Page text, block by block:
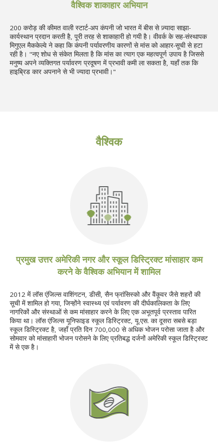
वैश्विक शाकाहार अभियान
200 करोड़ की कीमत वाली स्टार्ट-अप कंपनी जो भारत में बीस से ज़्यादा साझा-
कार्यस्थान प्रदान करती है, पूरी तरह से शाकाहारी हो गयी है। वीवर्क के सह-संस्थापक
मिगुएल मैककेल्वे ने कहा कि कंपनी पर्यावरणीय कारणों से मांस को आहार-सूची से हटा
रही है। "नए शोध से संकेत मिलता है कि मांस का त्याग एक महत्वपूर्ण उपाय है जिससे
मनुष्य अपने व्यक्तिगत पर्यावरण प्रदूषण में प्रभावी कमी ला सकता है, यहाँ तक कि
हाइब्रिड कार अपनाने से भी ज्यादा प्रभावी।"
वैश्विक
प्रमुख उत्तर अमेरिकी नगर और स्कूल डिस्ट्रिक्ट मांसाहार कम
करने के वैश्विक अभियान में शामिल
2012 में लॉस एंजिल्स वाशिंगटन, डीसी, सैन फ्रांसिस्को और वैंकूवर जैसे शहरों की
सूची में शामिल हो गया, जिन्होंने स्वास्थ्य एवं पर्यावरण की दीर्घकालिकता के लिए
नागरिकों और संस्थाओं से कम मांसाहार करने के लिए एक अभूतपूर्व प्रस्ताव पारित
किया था। लॉस एंजिल्स यूनिफाइड स्कूल डिस्ट्रिक्ट, यू.एस. का दूसरा सबसे बड़ा
स्कूल डिस्ट्रिक्ट है, जहाँ प्रति दिन 700,000 से अधिक भोजन परोसा जाता है और
सोमवार को मांसाहारी भोजन परोसने के लिए प्रतिबद्ध दर्जनों अमेरिकी स्कूल डिस्ट्रिक्ट
में से एक है।